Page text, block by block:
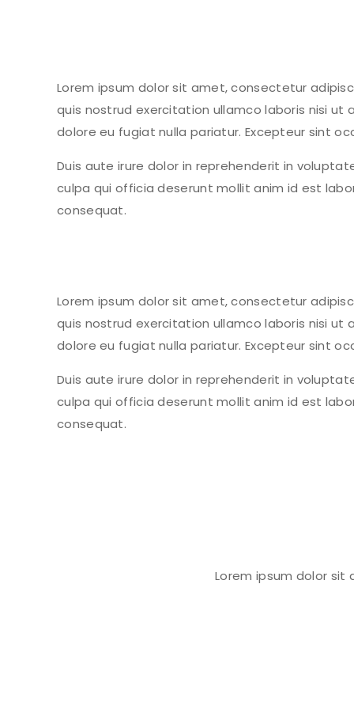
Lorem ipsum dolor sit amet, consectetur
quis nostrud exercitation ullamco laboris nisi ut
dolore eu fugiat nulla pariatur. Excepteur sint
Duis aute irure dolor in reprehenderit in
culpa qui officia deserunt mollit anim id est
consequat.
Lorem ipsum dolor sit amet, consectetur
quis nostrud exercitation ullamco laboris nisi ut
dolore eu fugiat nulla pariatur. Excepteur sint
Duis aute irure dolor in reprehenderit in
culpa qui officia deserunt mollit anim id est
consequat.
Lorem ipsum dolor